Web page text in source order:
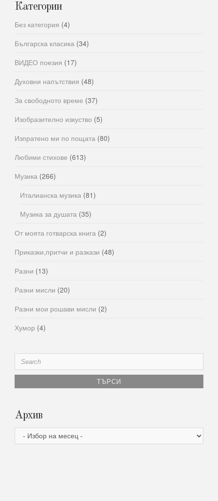
Категории
Без категория (4)
Българска класика (34)
ВИДЕО поезия (17)
Духовни напътствия (48)
За свободното време (37)
Изобразително изкуство (5)
Изпратено ми по пощата (80)
Любими стихове (613)
Музика (266)
Италианска музика (81)
Музика за душата (35)
От моята готварска книга (2)
Приказки,притчи и разкази (48)
Разни (13)
Разни мисли (20)
Разни мои рошави мисли (2)
Хумор (4)
Search
for:
Архив
Архив